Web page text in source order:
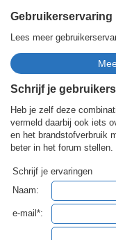
Gebruikerservaring
Lees meer
Schrijf je
Heb je zelf deze
vermeld daarbij ook iets
en het brandstofverbruik
beter in het forum stellen.
Schrijf je ervaringen
Naam:
e-mail*: